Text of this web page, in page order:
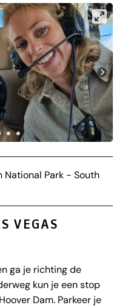
National Park - South
VEGAS
ga je richting de
kun je een stop
Dam. Parkeer je